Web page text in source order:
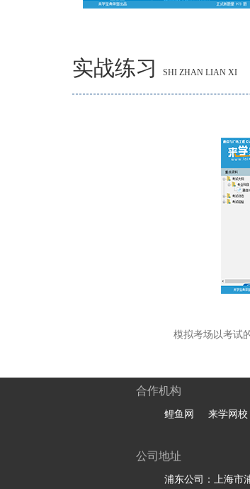
实战练习 SHI ZHAN LIAN XI
模拟考场以考试
合作机构
鲤鱼网 来学网校
公司地址
浦东公司：上海市